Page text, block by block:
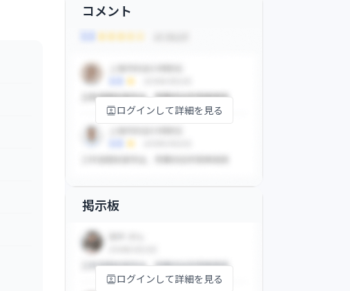
コメント
ログインして詳細を見る
掲示板
ログインして詳細を見る